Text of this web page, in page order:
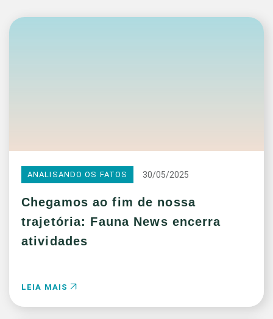
ANALISANDO OS FATOS 30/05/2025
Chegamos ao fim de nossa
trajetória: Fauna News encerra
atividades
LEIA MAIS